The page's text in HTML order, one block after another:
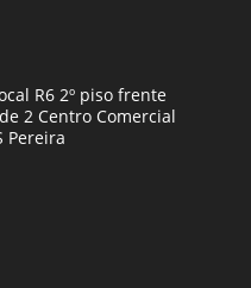
R6 2º piso frente
2 Centro Comercial
Pereira